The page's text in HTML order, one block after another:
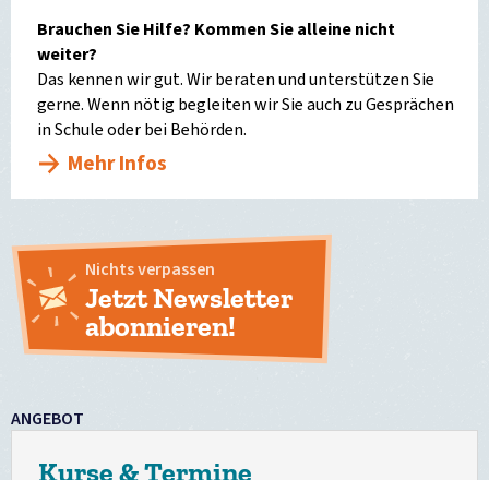
Brauchen Sie Hilfe? Kommen Sie alleine nicht
weiter?
Das kennen wir gut. Wir beraten und unterstützen Sie
gerne. Wenn nötig begleiten wir Sie auch zu Gesprächen
in Schule oder bei Behörden.
Mehr Infos
Nichts verpassen
Jetzt Newsletter
abonnieren!
ANGEBOT
Kurse & Termine